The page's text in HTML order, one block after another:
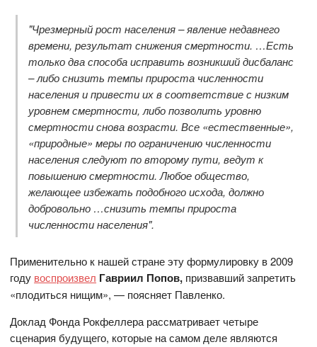
"Чрезмерный рост населения – явление недавнего
времени, результат снижения смертности. …Есть
только два способа исправить возникший дисбаланс
– либо снизить темпы прироста численности
населения и привести их в соответствие с низким
уровнем смертности, либо позволить уровню
смертности снова возрасти. Все «естественные»,
«природные» меры по ограничению численности
населения следуют по второму пути, ведут к
повышению смертности. Любое общество,
желающее избежать подобного исхода, должно
добровольно …снизить темпы прироста
численности населения".
Применительно к нашей стране эту формулировку в 2009
году воспроизвел Гавриил Попов, призвавший запретить
«плодиться нищим», — поясняет Павленко.
Доклад Фонда Рокфеллера рассматривает четыре
сценария будущего, которые на самом деле являются